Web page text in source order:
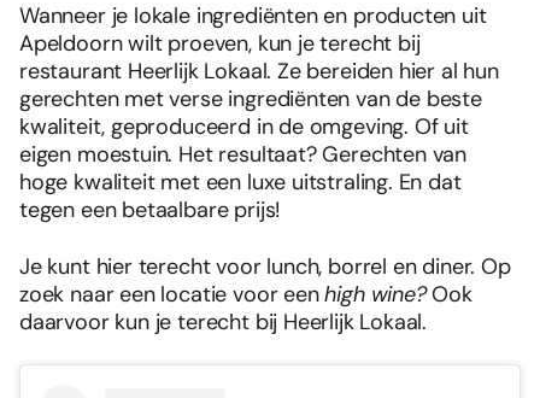
Wanneer je lokale ingrediënten en producten uit
Apeldoorn wilt proeven, kun je terecht bij
restaurant Heerlijk Lokaal. Ze bereiden hier al hun
gerechten met verse ingrediënten van de beste
kwaliteit, geproduceerd in de omgeving. Of uit
eigen moestuin. Het resultaat? Gerechten van
hoge kwaliteit met een luxe uitstraling. En dat
tegen een betaalbare prijs!
Je kunt hier terecht voor lunch, borrel en diner. Op
zoek naar een locatie voor eenhigh wine?Ook
daarvoor kun je terecht bij Heerlijk Lokaal.